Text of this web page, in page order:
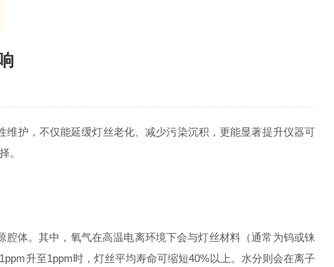
护，不仅能延缓灯丝老化、减少污染沉积，更能显著提升仪器可
。
体。其中，氧气在高温电离环境下会与灯丝材料（通常为钨或铼
升至1ppm时，灯丝平均寿命可缩短40%以上。水分则会在离子